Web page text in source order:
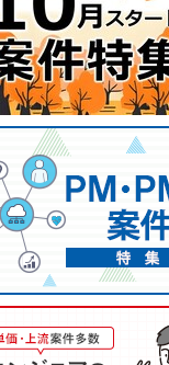
ステム開発